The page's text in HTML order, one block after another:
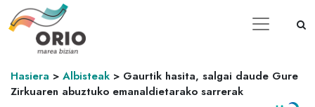
Hasiera > Albisteak > Gaurtik hasita, salgai daude Gure
Zirkuaren abuztuko emanaldietarako sarrerak